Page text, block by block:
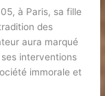
à Paris, sa fille
des
aura marqué
interventions
immorale et